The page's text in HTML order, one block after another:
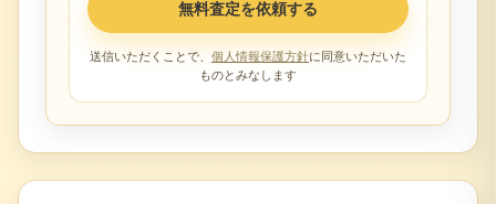
無料査定を依頼する
送信いただくことで、 個人情報保護方針に同意いただいた
ものとみなします